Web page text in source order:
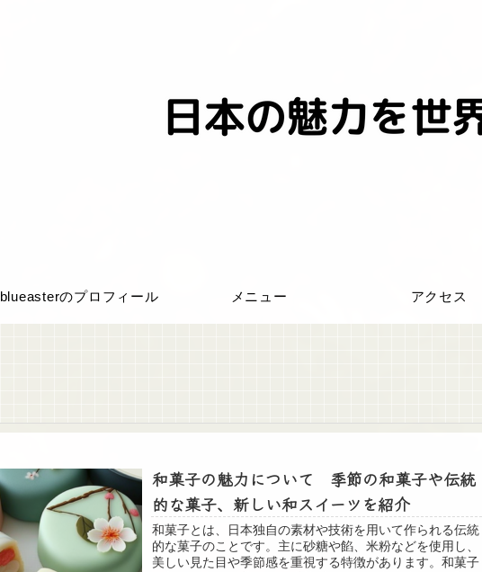
blueasterのプロフィール メニュー アクセス
和菓子の魅力について 季節の和菓子や伝統
的な菓子、新しい和スイーツを紹介
和菓子とは、日本独自の素材や技術を用いて作られる伝統
的な菓子のことです。主に砂糖や餡、米粉などを使用し、
美しい見た目や季節感を重視する特徴があります。和菓子